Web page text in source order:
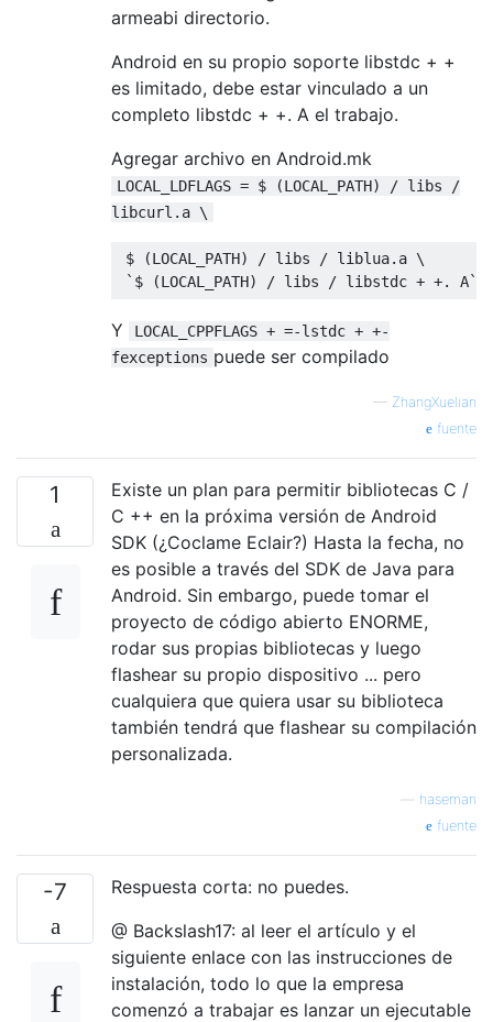
armeabi directorio.
Android en su propio soporte libstdc + +
es limitado, debe estar vinculado a un
completo libstdc + +. A el trabajo.
Agregar archivo en Android.mk
LOCAL_LDFLAGS = $ (LOCAL_PATH) / libs /
libcurl.a \
$ (LOCAL_PATH) / libs / liblua. a \
`$ (LOCAL_PATH) / libs / libstdc + +. A`
Y
LOCAL_CPPFLAGS + =-lstdc + +-
fexceptions puede ser compilado
— ZhangXuelian
fuente
1
Existe un plan para permitir bibliotecas C /
C ++ en la próxima versión de Android
SDK (¿Coclame Eclair?) Hasta la fecha, no
es posible a través del SDK de Java para
Android. Sin embargo, puede tomar el
proyecto de código abierto ENORME,
rodar sus propias bibliotecas y luego
flashear su propio dispositivo ... pero
cualquiera que quiera usar su biblioteca
también tendrá que flashear su compilación
personalizada.
haseman
fuente
-7
Respuesta corta: no puedes.
@ Backslash17: al leer el artículo y el
siguiente enlace con las instrucciones de
instalación, todo lo que la empresa
comenzó a trabajar es lanzar un ejecutable